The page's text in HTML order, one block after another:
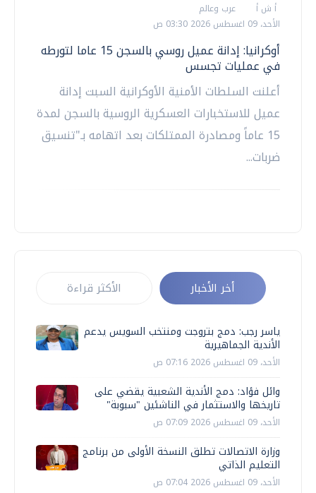
أ ش أ
عرب وعالم
الأحد، 09 اغسطس 2026 03:30 ص
أوكرانيا: إدانة عميل روسي بالسجن 15 عاما لتورطه
في عمليات تجسس
أعلنت السلطات الأمنية الأوكرانية السبت إدانة
عميل للاستخبارات العسكرية الروسية بالسجن لمدة
15 عاماً ومصادرة الممتلكات بعد اتهامه بـ"تنسيق
ضربات...
أخر الأخبار الأكثر قراءة
ياسر رجب: دمج بتروجت ومنتخب السويس يدعم
الأندية الجماهيرية
الأحد، 09 اغسطس 2026 07:16 ص
وائل فؤاد: دمج الأندية الشعبية يقضي على
تاريخها والاستثمار في الناشئين "سبوبة"
الأحد، 09 اغسطس 2026 07:09 ص
وزارة الاتصالات تطلق النسخة الأولى من برنامج
التعليم الذاتي
الأحد، 09 اغسطس 2026 07:04 ص